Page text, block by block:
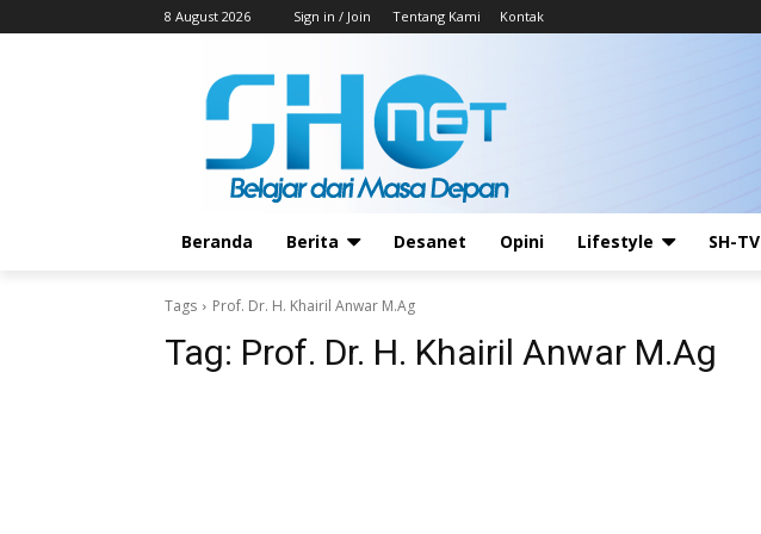
8 August 2026 Sign in / Join Tentang Kami Kontak
Beranda Berita Desanet Opini Lifestyle SH-TV
Tags Prof. Dr. H. Khairil Anwar M.Ag
Tag: Prof. Dr. H. Khairil Anwar M.Ag